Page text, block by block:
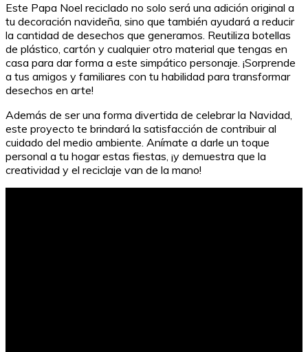
Este Papa Noel reciclado no solo será una adición original a
tu decoración navideña, sino que también ayudará a reducir
la cantidad de desechos que generamos. Reutiliza botellas
de plástico, cartón y cualquier otro material que tengas en
casa para dar forma a este simpático personaje. ¡Sorprende
a tus amigos y familiares con tu habilidad para transformar
desechos en arte!
Además de ser una forma divertida de celebrar la Navidad,
este proyecto te brindará la satisfacción de contribuir al
cuidado del medio ambiente. Anímate a darle un toque
personal a tu hogar estas fiestas, ¡y demuestra que la
creatividad y el reciclaje van de la mano!